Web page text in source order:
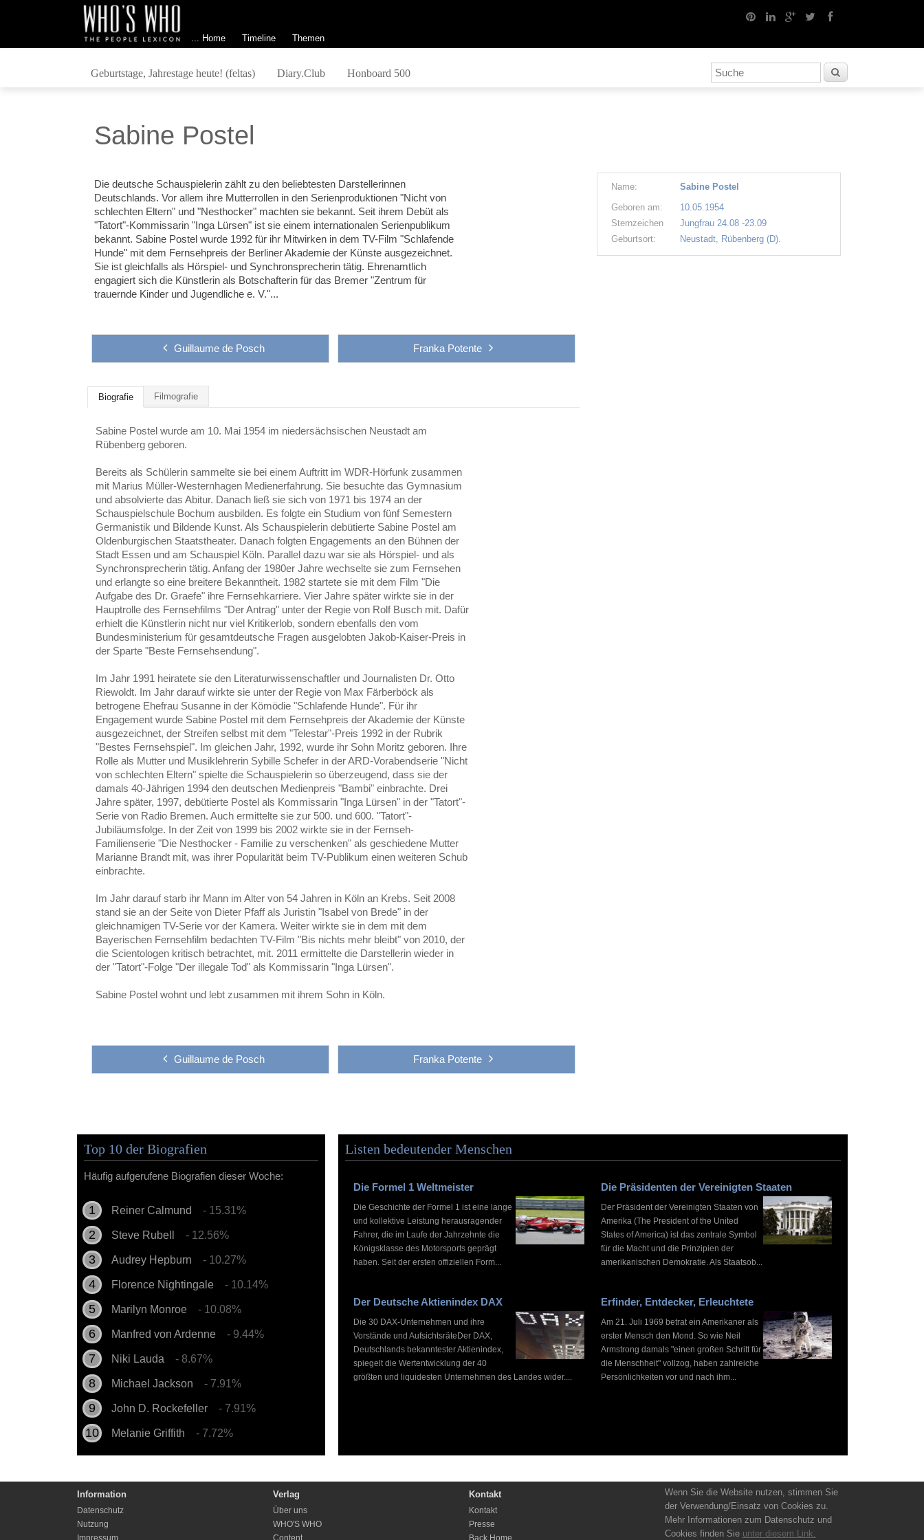
... Home Timeline Themen
Geburtstage, Jahrestage heute! (feltas) Diary.Club Honboard 500
Sabine Postel
Die deutsche Schauspielerin zählt zu den beliebtesten Darstellerinnen
Deutschlands. Vor allem ihre Mutterrollen in den Serienproduktionen "Nicht von
schlechten Eltern" und "Nesthocker" machten sie bekannt. Seit ihrem Debüt als
"Tatort"-Kommissarin "Inga Lürsen" ist sie einem internationalen Serienpublikum
bekannt. Sabine Postel wurde 1992 für ihr Mitwirken in dem TV-Film "Schlafende
Hunde" mit dem Fernsehpreis der Berliner Akademie der Künste ausgezeichnet.
Sie ist gleichfalls als Hörspiel- und Synchronsprecherin tätig. Ehrenamtlich
engagiert sich die Künstlerin als Botschafterin für das Bremer "Zentrum für
trauernde Kinder und Jugendliche e. V."...
Guillaume de Posch Franka Potente
Biografie Filmografie
Sabine Postel wurde am 10. Mai 1954 im niedersächsischen Neustadt am
Rübenberg geboren.
Bereits als Schülerin sammelte sie bei einem Auftritt im WDR-Hörfunk zusammen
mit Marius Müller-Westernhagen Medienerfahrung. Sie besuchte das Gymnasium
und absolvierte das Abitur. Danach ließ sie sich von 1971 bis 1974 an der
Schauspielschule Bochum ausbilden. Es folgte ein Studium von fünf Semestern
Germanistik und Bildende Kunst. Als Schauspielerin debütierte Sabine Postel am
Oldenburgischen Staatstheater. Danach folgten Engagements an den Bühnen der
Stadt Essen und am Schauspiel Köln. Parallel dazu war sie als Hörspiel- und als
Synchronsprecherin tätig. Anfang der 1980er Jahre wechselte sie zum Fernsehen
und erlangte so eine breitere Bekanntheit. 1982 startete sie mit dem Film "Die
Aufgabe des Dr. Graefe" ihre Fernsehkarriere. Vier Jahre später wirkte sie in der
Hauptrolle des Fernsehfilms "Der Antrag" unter der Regie von Rolf Busch mit. Dafür
erhielt die Künstlerin nicht nur viel Kritikerlob, sondern ebenfalls den vom
Bundesministerium für gesamtdeutsche Fragen ausgelobten Jakob-Kaiser-Preis in
der Sparte "Beste Fernsehsendung".
Im Jahr 1991 heiratete sie den Literaturwissenschaftler und Journalisten Dr. Otto
Riewoldt. Im Jahr darauf wirkte sie unter der Regie von Max Färberböck als
betrogene Ehefrau Susanne in der Kömödie "Schlafende Hunde". Für ihr
Engagement wurde Sabine Postel mit dem Fernsehpreis der Akademie der Künste
ausgezeichnet, der Streifen selbst mit dem "Telestar"-Preis 1992 in der Rubrik
"Bestes Fernsehspiel". Im gleichen Jahr, 1992, wurde ihr Sohn Moritz geboren. Ihre
Rolle als Mutter und Musiklehrerin Sybille Schefer in der ARD-Vorabendserie "Nicht
von schlechten Eltern" spielte die Schauspielerin so überzeugend, dass sie der
damals 40-Jährigen 1994 den deutschen Medienpreis "Bambi" einbrachte. Drei
Jahre später, 1997, debütierte Postel als Kommissarin "Inga Lürsen" in der "Tatort"-
Serie von Radio Bremen. Auch ermittelte sie zur 500. und 600. "Tatort"-
Jubiläumsfolge. In der Zeit von 1999 bis 2002 wirkte sie in der Fernseh-
Familienserie "Die Nesthocker - Familie zu verschenken" als geschiedene Mutter
Marianne Brandt mit, was ihrer Popularität beim TV-Publikum einen weiteren Schub
einbrachte.
Im Jahr darauf starb ihr Mann im Alter von 54 Jahren in Köln an Krebs. Seit 2008
stand sie an der Seite von Dieter Pfaff als Juristin "Isabel von Brede" in der
gleichnamigen TV-Serie vor der Kamera. Weiter wirkte sie in dem mit dem
Bayerischen Fernsehfilm bedachten TV-Film "Bis nichts mehr bleibt" von 2010, der
die Scientologen kritisch betrachtet, mit. 2011 ermittelte die Darstellerin wieder in
der "Tatort"-Folge "Der illegale Tod" als Kommissarin "Inga Lürsen".
Sabine Postel wohnt und lebt zusammen mit ihrem Sohn in Köln.
Guillaume de Posch Franka Potente
Name:
Sabine Postel
Geboren am:
10.05.1954
Sternzeichen
Jungfrau 24.08 -23.09
Geburtsort:
Neustadt, Rübenberg (D).
Top 10 der Biografien
Häufig aufgerufene Biografien dieser Woche:
Reiner Calmund - 15.31%
Steve Rubell - 12.56%
Audrey Hepburn - 10.27%
Florence Nightingale - 10.14%
Marilyn Monroe - 10.08%
Manfred von Ardenne - 9.44%
Niki Lauda - 8.67%
Michael Jackson - 7.91%
John D. Rockefeller - 7.91%
Melanie Griffith - 7.72%
Listen bedeutender Menschen
Die Formel 1 Weltmeister
Die Geschichte der Formel 1 ist eine lange
und kollektive Leistung herausragender
Fahrer, die im Laufe der Jahrzehnte die
Königsklasse des Motorsports geprägt
haben. Seit der ersten offiziellen Form...
Die Präsidenten der Vereinigten Staaten
Der Präsident der Vereinigten Staaten von
Amerika (The President of the United
States of America) ist das zentrale Symbol
für die Macht und die Prinzipien der
amerikanischen Demokratie. Als Staatsob...
Der Deutsche Aktienindex DAX
Die 30 DAX-Unternehmen und ihre
Vorstände und AufsichtsräteDer DAX,
Deutschlands bekanntester Aktienindex,
spiegelt die Wertentwicklung der 40
größten und liquidesten Unternehmen des Landes wider....
Erfinder, Entdecker, Erleuchtete
Am 21. Juli 1969 betrat ein Amerikaner als
erster Mensch den Mond. So wie Neil
Armstrong damals "einen großen Schritt für
die Menschheit" vollzog, haben zahlreiche
Persönlichkeiten vor und nach ihm...
Information
Datenschutz
Nutzung
Impressum
Verlag
Über uns
WHO'S WHO
Content
Kontakt
Kontakt
Presse
Back Home
Wenn Sie die Website nutzen, stimmen Sie
der Verwendung/Einsatz von Cookies zu.
Mehr Informationen zum Datenschutz und
Cookies finden Sie unter diesem Link.